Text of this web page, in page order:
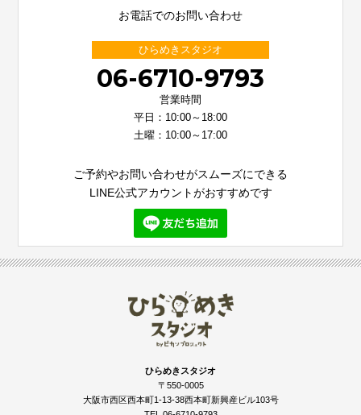
お電話でのお問い合わせ
ひらめきスタジオ
06-6710-9793
営業時間
平日：10:00～18:00
土曜：10:00～17:00
ご予約やお問い合わせがスムーズにできる
LINE公式アカウントがおすすめです
ひらめきスタジオ
〒550-0005
大阪市西区西本町1-13-38西本町新興産ビル103号